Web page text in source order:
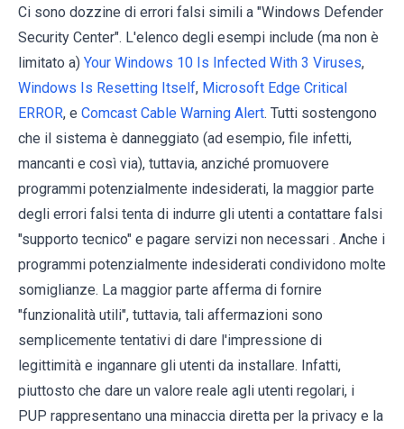
Ci sono dozzine di errori falsi simili a "Windows Defender
Security Center". L'elenco degli esempi include (ma non è
limitato a) Your Windows 10 Is Infected With 3 Viruses,
Windows Is Resetting Itself, Microsoft Edge Critical
ERROR, e Comcast Cable Warning Alert. Tutti sostengono
che il sistema è danneggiato (ad esempio, file infetti,
mancanti e così via), tuttavia, anziché promuovere
programmi potenzialmente indesiderati, la maggior parte
degli errori falsi tenta di indurre gli utenti a contattare falsi
"supporto tecnico" e pagare servizi non necessari . Anche i
programmi potenzialmente indesiderati condividono molte
somiglianze. La maggior parte afferma di fornire
"funzionalità utili", tuttavia, tali affermazioni sono
semplicemente tentativi di dare l'impressione di
legittimità e ingannare gli utenti da installare. Infatti,
piuttosto che dare un valore reale agli utenti regolari, i
PUP rappresentano una minaccia diretta per la privacy e la